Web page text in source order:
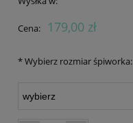
Cena: 179,00 zł
*Wybierz rozmiar śpiworka: